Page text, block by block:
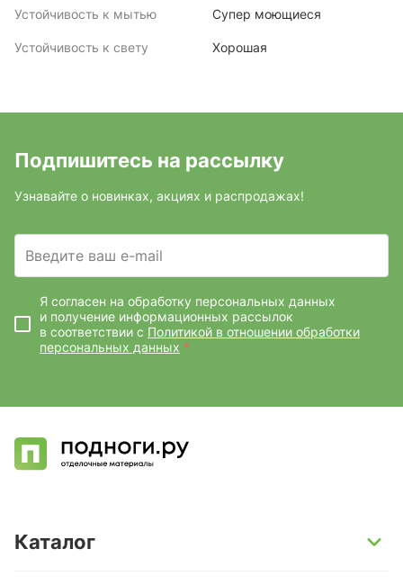
Устойчивость к мытью Супер моющиеся
Устойчивость к свету Хорошая
Подпишитесь на рассылку
Узнавайте о новинках, акциях и распродажах!
Введите ваш e-mail
Я согласен на обработку персональных данных
и получение информационных рассылок
в соответствии с Политикой в отношении обработки
персональных данных *
Каталог